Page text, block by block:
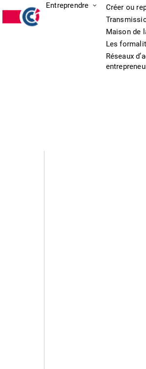
Entreprendre
Créer ou
Maison de
Les
Réseaux